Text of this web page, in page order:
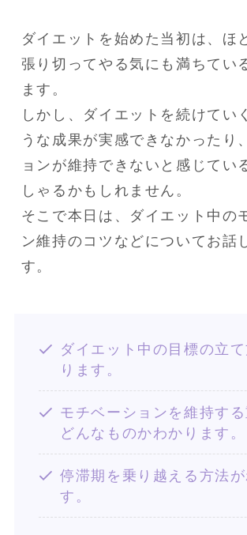
ダイエットを始めた当初は、ほ
張り切ってやる気にも満ちてい
ます。
しかし、ダイエットを続けてい
うな成果が実感できなかったり
ョンが維持できないと感じてい
しゃるかもしれません。
そこで本日は、ダイエット中の
ン維持のコツなどについてお話
す。
ダイエット中の目標の立
ります。
モチベーションを維持す
どんなものかわかります。
停滞期を乗り越える方法が
す。